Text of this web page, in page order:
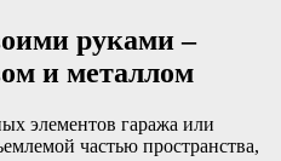
руками –
и металлом
элементов гаража или
частью пространства,